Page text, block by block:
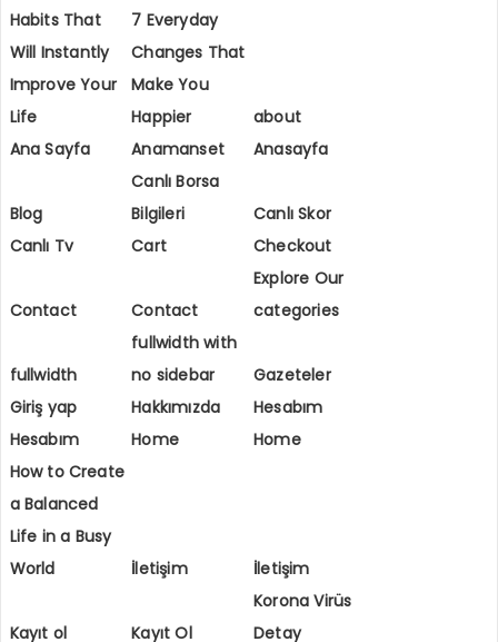
Habits That
Will Instantly
Improve Your
Life
7 Everyday
Changes That
Make You
Happier
about
Ana Sayfa
Anamanset Anasayfa
Blog
Canlı Borsa
Bilgileri
Canlı Skor
Canlı Tv
Cart Checkout
Contact Contact
Explore Our
categories
fullwidth
fullwidth with
no sidebar
Gazeteler
Giriş yap
Hakkımızda
Hesabım
Hesabım
Home
Home
How to Create
a Balanced
Life in a Busy
World
İletişim İletişim
Kayıt ol Kayıt Ol
Korona Virüs
Detay